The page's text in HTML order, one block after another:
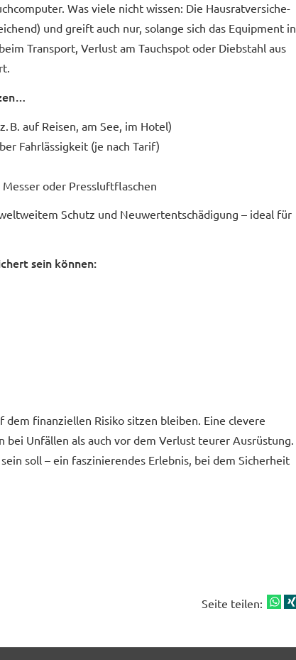
Was viele nicht wissen: Die Haus­rat­ver­si­che­
und greift auch nur, solange sich das Equipment in
Transport, Verlust am Tauchspot oder Diebstahl aus
B. auf Reisen, am See, im Hotel)
Fahrlässigkeit (je nach Tarif)
oder Pressluftflaschen
Schutz und Neuwertentschädigung – ideal für
sein können:
finanziellen Risiko sitzen bleiben. Eine clevere
Unfällen als auch vor dem Verlust teurer Ausrüstung.
soll – ein faszinierendes Erlebnis, bei dem Sicherheit
Seite teilen: